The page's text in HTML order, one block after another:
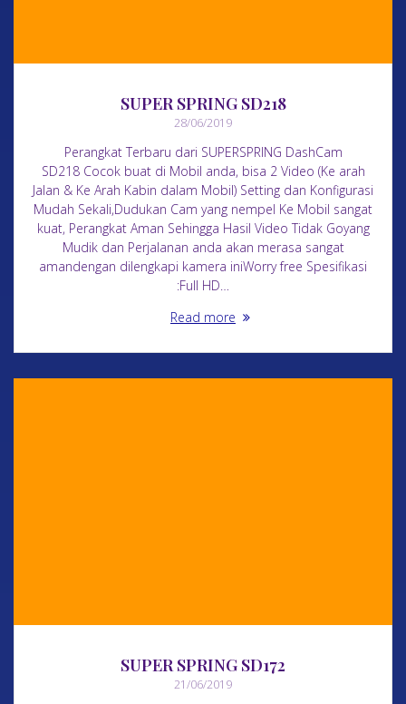
SUPER SPRING SD218
28/06/2019
Perangkat Terbaru dari SUPERSPRING DashCam
SD218 Cocok buat di Mobil anda, bisa 2 Video (Ke arah
Jalan & Ke Arah Kabin dalam Mobil) Setting dan Konfigurasi
Mudah Sekali,Dudukan Cam yang nempel Ke Mobil sangat
kuat, Perangkat Aman Sehingga Hasil Video Tidak Goyang
Mudik dan Perjalanan anda akan merasa sangat
amandengan dilengkapi kamera iniWorry free Spesifikasi
:Full HD…
Read more
SUPER SPRING SD172
21/06/2019